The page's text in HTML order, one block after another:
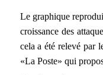
Le graphique
croissance des
cela a été relevé par
«La Poste» qui